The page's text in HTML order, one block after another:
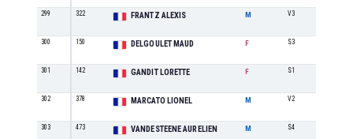
299 322 FRANTZ ALEXIS M V3
300 150 DELGOULET MAUD F S3
301 142 GANDIT LORETTE F S1
302 378 MARCATO LIONEL M V2
303 473 VANDESTEENE AURELIEN M S4